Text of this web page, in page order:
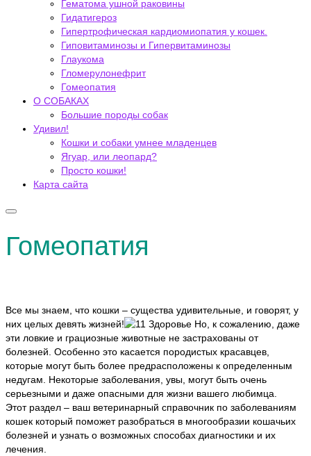
Гематома ушной раковины
Гидатигероз
Гипертрофическая кардиомиопатия у кошек.
Гиповитаминозы и Гипервитаминозы
Глаукома
Гломерулонефрит
Гомеопатия
О СОБАКАХ
Большие породы собак
Удивил!
Кошки и собаки умнее младенцев
Ягуар, или леопард?
Просто кошки!
Карта сайта
Гомеопатия
Все мы знаем, что кошки – существа удивительные, и говорят, у
них целых девять жизней!
Но, к сожалению, даже
эти ловкие и грациозные животные не застрахованы от
болезней. Особенно это касается породистых красавцев,
которые могут быть более предрасположены к определенным
недугам. Некоторые заболевания, увы, могут быть очень
серьезными и даже опасными для жизни вашего любимца.
Этот раздел – ваш ветеринарный справочник по заболеваниям
кошек который поможет разобраться в многообразии кошачьих
болезней и узнать о возможных способах диагностики и их
лечения.